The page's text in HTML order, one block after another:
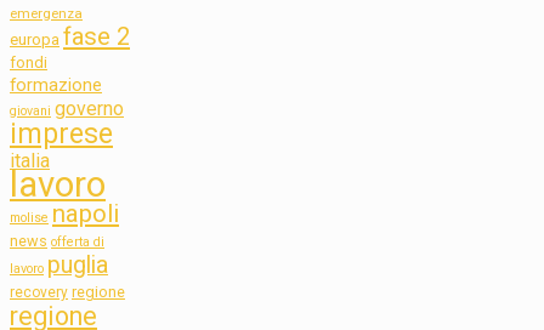
emergenza
europa fase 2
fondi
formazione
giovani governo
imprese
italia
lavoro
molise napoli
news offerta di
lavoro puglia
recovery regione
regione